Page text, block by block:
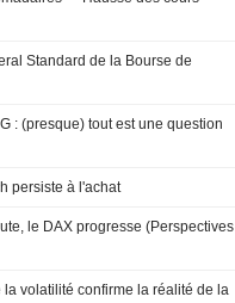
Standard de la Bourse de
: (presque) tout est une question
Research persiste à l'achat
le DAX progresse (Perspectives